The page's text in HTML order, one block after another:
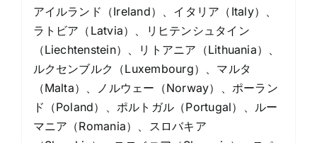
アイルランド（Ireland）、イタリア（Italy）、
ラトビア（Latvia）、リヒテンシュタイン
（Liechtenstein）、リトアニア（Lithuania）、
ルクセンブルク（Luxembourg）、マルタ
（Malta）、ノルウェー（Norway）、ポーラン
ド（Poland）、ポルトガル（Portugal）、ルー
マニア（Romania）、スロバキア